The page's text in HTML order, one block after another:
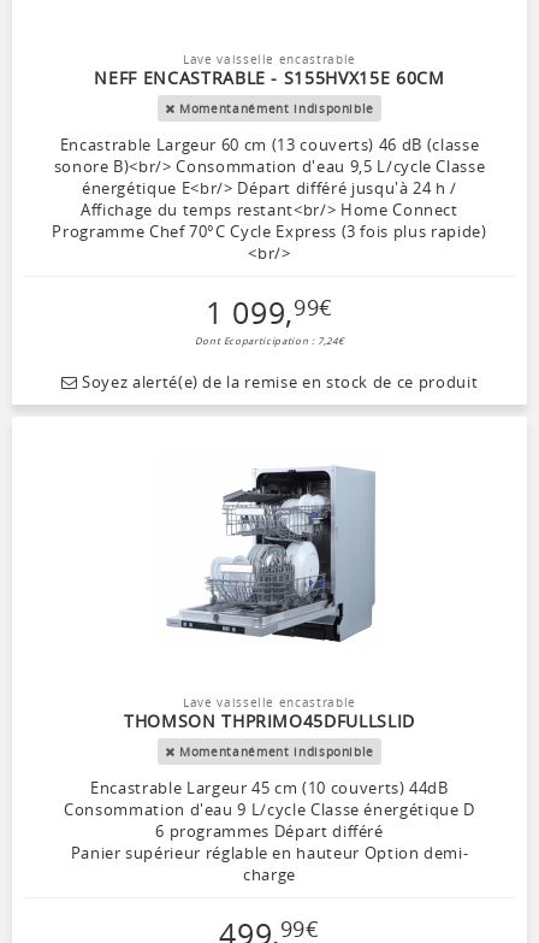
Lave vaisselle encastrable
NEFF ENCASTRABLE - S155HVX15E 60CM
Momentanément indisponible
Encastrable Largeur 60 cm (13 couverts) 46 dB (classe
sonore B)<br/> Consommation d'eau 9,5 L/cycle Classe
énergétique E<br/> Départ différé jusqu'à 24 h /
Affichage du temps restant<br/> Home Connect
Programme Chef 70°C Cycle Express (3 fois plus rapide)
<br/>
1 099,99€
Dont Ecoparticipation : 7,24€
Soyez alerté(e) de la remise en stock de ce produit
Lave vaisselle encastrable
THOMSON THPRIMO45DFULLSLID
Momentanément indisponible
Encastrable Largeur 45 cm (10 couverts) 44dB
Consommation d'eau 9 L/cycle Classe énergétique D
6 programmes Départ différé
Panier supérieur réglable en hauteur Option demi-
charge
499,99€